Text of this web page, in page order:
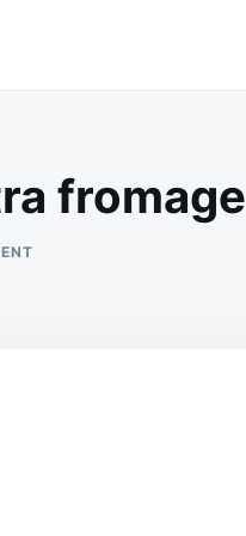
fromage
ON